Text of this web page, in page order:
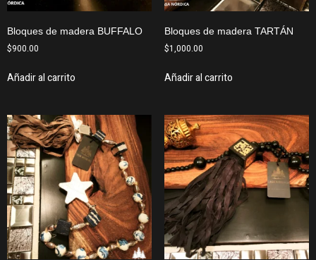
Bloques de madera BUFFALO
$900.00
Añadir al carrito
Bloques de madera TARTÁN
$1,000.00
Añadir al carrito